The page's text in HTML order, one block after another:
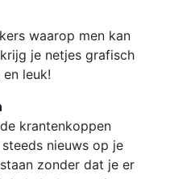
waarop men kan
je netjes grafisch
leuk!
krantenkoppen
nieuws op je
zonder dat je er